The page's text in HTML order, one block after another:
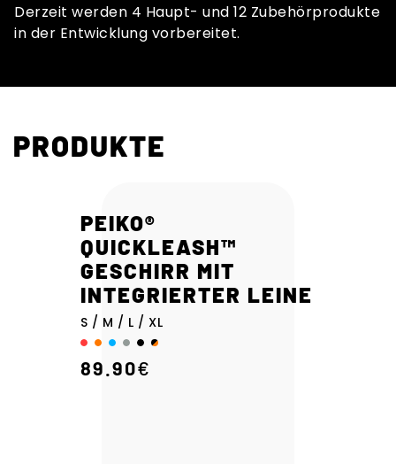
Derzeit werden 4 Haupt- und 12 Zubehörprodukte
in der Entwicklung vorbereitet.
PRODUKTE
PEIKO®
QUICKLEASH™
GESCHIRR MIT
INTEGRIERTER LEINE
S / M / L / XL
89.90€